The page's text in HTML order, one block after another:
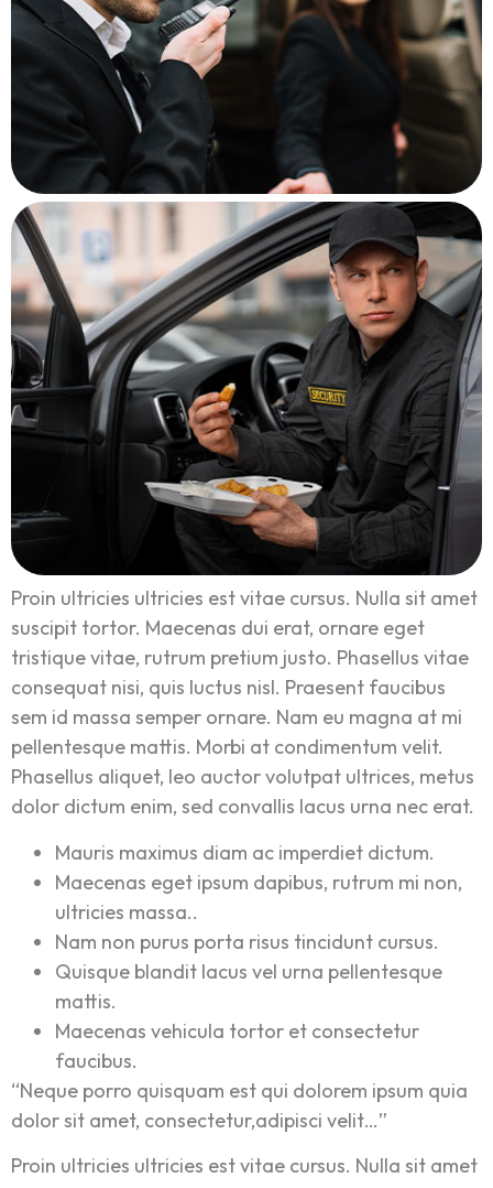
Proin ultricies ultricies est vitae cursus. Nulla sit amet
suscipit tortor. Maecenas dui erat, ornare eget
tristique vitae, rutrum pretium justo. Phasellus vitae
consequat nisi, quis luctus nisl. Praesent faucibus
sem id massa semper ornare. Nam eu magna at mi
pellentesque mattis. Morbi at condimentum velit.
Phasellus aliquet, leo auctor volutpat ultrices, metus
dolor dictum enim, sed convallis lacus urna nec erat.
Mauris maximus diam ac imperdiet dictum.
Maecenas eget ipsum dapibus, rutrum mi non,
ultricies massa..
Nam non purus porta risus tincidunt cursus.
Quisque blandit lacus vel urna pellentesque
mattis.
Maecenas vehicula tortor et consectetur
faucibus.
“Neque porro quisquam est qui dolorem ipsum quia
dolor sit amet, consectetur,adipisci velit…”
Proin ultricies ultricies est vitae cursus. Nulla sit amet